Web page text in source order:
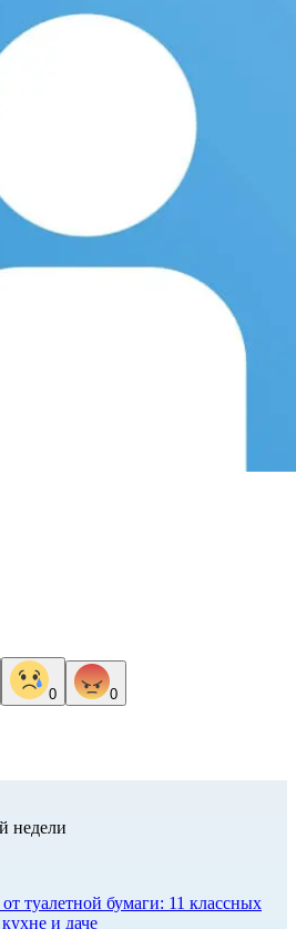
0 0
недели
туалетной бумаги: 11 классных
и даче